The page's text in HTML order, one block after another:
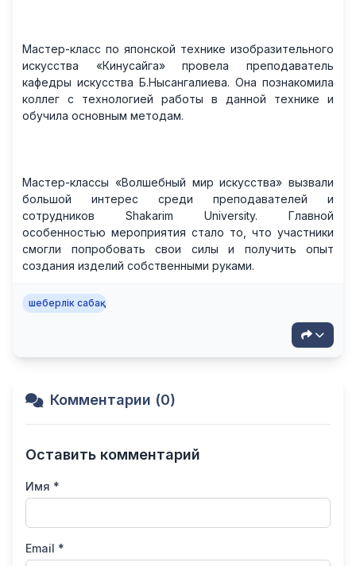
Мастер-класс по японской технике изобразительного
искусства «Кинусайга» провела преподаватель
кафедры искусства Б.Нысангалиева. Она познакомила
коллег с технологией работы в данной технике и
обучила основным методам.
Мастер-классы «Волшебный мир искусства» вызвали
большой интерес среди преподавателей и
сотрудников Shakarim University. Главной
особенностью мероприятия стало то, что участники
смогли попробовать свои силы и получить опыт
создания изделий собственными руками.
шеберлік сабақ
Комментарии (0)
Оставить комментарий
Имя *
Email *